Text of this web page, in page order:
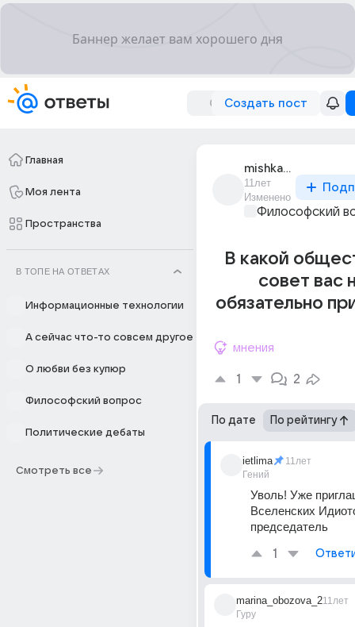
Создать пост
Главная
Моя лента
Пространства
В ТОПЕ НА ОТВЕТАХ
Информационные технологии
А сейчас что-то совсем другое
О любви без купюр
Философский вопрос
Политические дебаты
Смотреть все
mishka_paddington
11лет
Изменено
Философский
В какой
совет вас
обязательно
мнения
1 2
По дате По рейтингу
ietlima
Гений
11лет
Уволь! Уже
Вселенских
председатель
1
marina_obozova_2
Гуру
11лет